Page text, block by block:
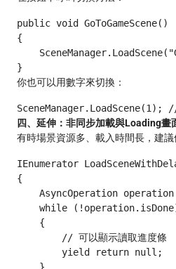
public void GoToGameScene()
{
你也可以用數字來切換：
四、延伸：非同步加載與Loading畫
有時場景資源多、載入時間長，建議
IEnumerator
{
AsyncOperation
while
    {
        // 可以顯示讀取進度條
        yield return null;